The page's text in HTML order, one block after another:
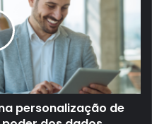
personalização de